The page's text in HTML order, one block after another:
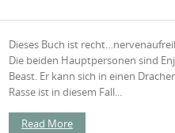
Dieses Buch ist
Die beiden Hauptpersonen sind
Beast. Er kann sich in einen
Rasse ist in diesem Fall...
Read More